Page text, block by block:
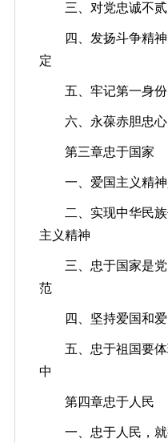
三、对党忠诚不贰
四、发扬斗争精神
定
五、牢记第一身份
六、永葆赤胆忠心
第三章忠于国家
一、爱国主义精神
二、实现中华民族
主义精神
三、忠于国家是党
范
四、坚持爱国和爱
五、忠于祖国要体
中
第四章忠于人民
一、忠于人民，就